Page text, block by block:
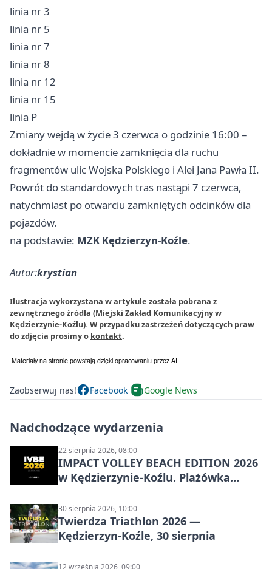
linia nr 3
linia nr 5
linia nr 7
linia nr 8
linia nr 12
linia nr 15
linia P
Zmiany wejdą w życie 3 czerwca o godzinie 16:00 –
dokładnie w momencie zamknięcia dla ruchu
fragmentów ulic Wojska Polskiego i Alei Jana Pawła II.
Powrót do standardowych tras nastąpi 7 czerwca,
natychmiast po otwarciu zamkniętych odcinków dla
pojazdów.
na podstawie: MZK Kędzierzyn-Koźle.
Autor:krystian
Ilustracja wykorzystana w artykule została pobrana z
zewnętrznego źródła (Miejski Zakład Komunikacyjny w
Kędzierzynie-Koźlu). W przypadku zastrzeżeń dotyczących praw
do zdjęcia prosimy o kontakt.
Zaobserwuj nas! Facebook Google News
Nadchodzące wydarzenia
22 sierpnia 2026, 08:00
IMPACT VOLLEY BEACH EDITION 2026
w Kędzierzynie-Koźlu. Plażówka
30 sierpnia 2026, 10:00
Twierdza Triathlon 2026 —
Kędzierzyn-Koźle, 30 sierpnia